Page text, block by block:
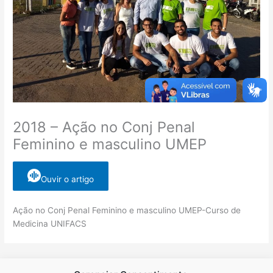
2018 – Ação no Conj Penal
Feminino e masculino UMEP
Ouvir o artigo
Ação no Conj Penal Feminino e masculino UMEP-Curso de
Medicina UNIFACS